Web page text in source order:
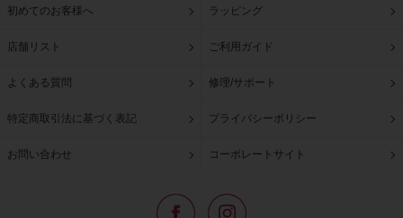
初めてのお客様へ ラッピング
店舗リスト ご利用ガイド
よくある質問 修理/サポート
特定商取引法に基づく表記 プライバシーポリシー
お問い合わせ コーポレートサイト